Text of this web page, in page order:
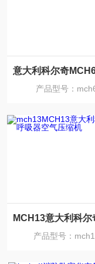
产品型号：
产品型号：